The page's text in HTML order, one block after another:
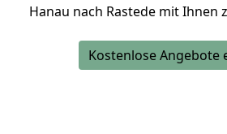
Hanau nach Rastede mit Ihnen
Kostenlose Angebote